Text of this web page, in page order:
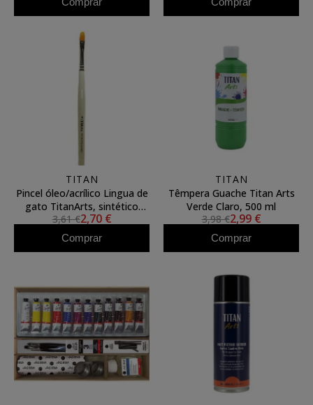
TITAN
Pincel óleo/acrílico Lingua de
gato TitanArts, sintético
Toray 3596/12
3,61 €2,70 €
Comprar
TITAN
Têmpera Guache Titan Arts
Verde Claro, 500 ml
3,98 €2,99 €
Comprar